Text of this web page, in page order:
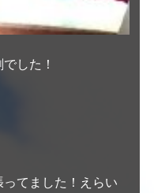
した！
てました！えらい